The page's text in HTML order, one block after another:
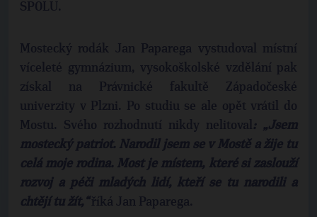
SPOLU.
Mostecký rodák Jan Paparega vystudoval místní
víceleté gymnázium, vysokoškolské vzdělání pak
získal na Právnické fakultě Západočeské
univerzity v Plzni. Po studiu se ale opět vrátil do
Mostu. Svého rozhodnutí nikdy nelitoval : „Jsem
mostecký patriot. Narodil jsem se v Mostě a žije tu
celá moje rodina. Most je místem, které si zaslouží
rozvoj a péči mladých lidí, kteří se tu narodili a
chtějí tu žít,“říká Jan Paparega.